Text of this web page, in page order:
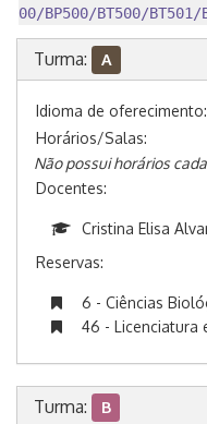
00/BP500/BT500/BT501/
Turma: A
Idioma de oferecimento:
Horários/Salas:
Não possui horários
Docentes:
Cristina Elisa
Reservas:
6 - Ciências
46 - Licenciatura
Turma: B